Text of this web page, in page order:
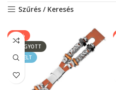
Szűrés / Keresés
-25%
ELFOGYOTT
KIEMELT